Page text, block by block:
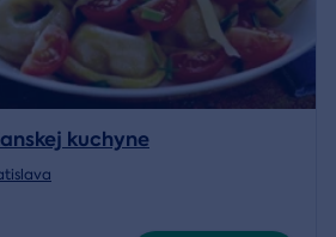
kuchyne